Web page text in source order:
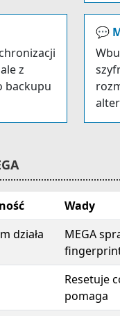
z
backupu
💬
Wady
działa
MEGA
Resetuje
pomaga